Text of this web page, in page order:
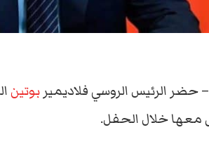
حضر الرئيس الروسي فلاديمير بوتين
خلال الحفل.